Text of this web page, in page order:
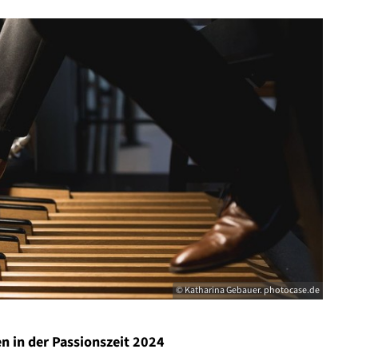
© Katharina Gebauer. photocase.de
in der Passionszeit 2024